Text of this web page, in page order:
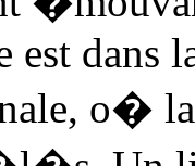
est dans
o�